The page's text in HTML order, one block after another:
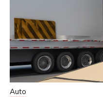
Auto